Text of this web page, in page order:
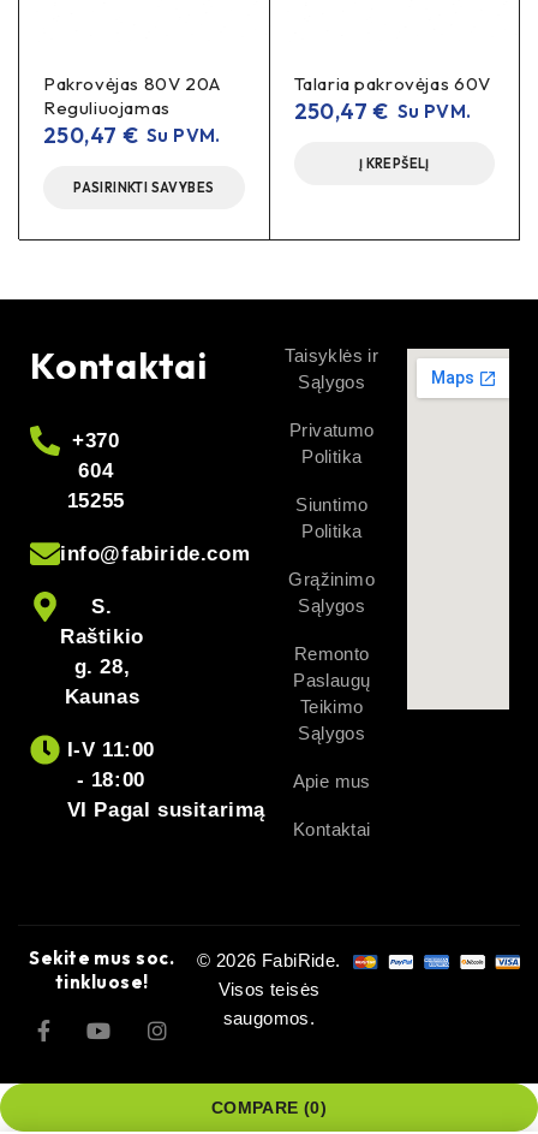
Pakrovėjas 80V 20A
Reguliuojamas
250,47 € Su PVM.
PASIRINKTI SAVYBES
Talaria pakrovėjas 60V
250,47€ Su PVM.
Į KREPŠELĮ
Kontaktai
+370
604
15255
info@fabiride.com
S.
Raštikio
g. 28,
Kaunas
I-V 11:00
- 18:00
VI Pagal susitarimą
Taisyklės ir
Sąlygos
Privatumo
Politika
Siuntimo
Politika
Grąžinimo
Sąlygos
Remonto
Paslaugų
Teikimo
Sąlygos
Apie mus
Kontaktai
Sekite mus soc.
tinkluose!
© 2026 FabiRide.
Visos teisės
saugomos.
COMPARE (0)